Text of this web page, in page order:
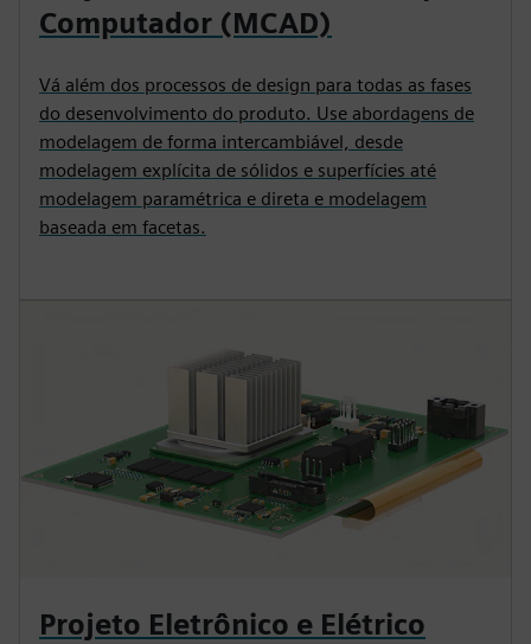
Computador (MCAD)
Vá além dos processos de design para todas as fases
do desenvolvimento do produto. Use abordagens de
modelagem de forma intercambiável, desde
modelagem explícita de sólidos e superfícies até
modelagem paramétrica e direta e modelagem
baseada em facetas.
Projeto Eletrônico e Elétrico